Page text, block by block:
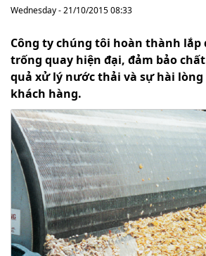
Wednesday - 21/10/2015 08:33
Công ty chúng tôi hoàn thành lắp
trống quay hiện đại, đảm bảo
quả xử lý nước thải và sự hài
khách hàng.